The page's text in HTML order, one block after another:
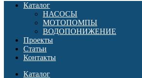
Каталог
НАСОСЫ
МОТОПОМПЫ
ВОДОПОНИЖЕНИЕ
Проекты
Статьи
Контакты
Каталог